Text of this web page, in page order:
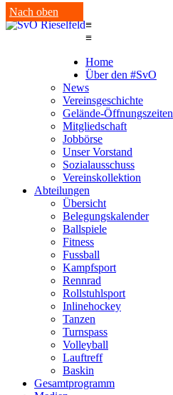
Nach oben
≡
≡
Home
Über den #SvO
News
Vereinsgeschichte
Gelände-Öffnungszeiten
Mitgliedschaft
Jobbörse
Unser Vorstand
Sozialausschuss
Vereinskollektion
Abteilungen
Übersicht
Belegungskalender
Ballspiele
Fitness
Fussball
Kampfsport
Rennrad
Rollstuhlsport
Inlinehockey
Tanzen
Turnspass
Volleyball
Lauftreff
Baskin
Gesamtprogramm